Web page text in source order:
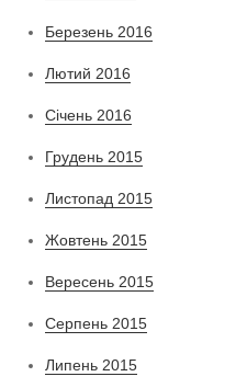
Березень 2016
Лютий 2016
Січень 2016
Грудень 2015
Листопад 2015
Жовтень 2015
Вересень 2015
Серпень 2015
Липень 2015